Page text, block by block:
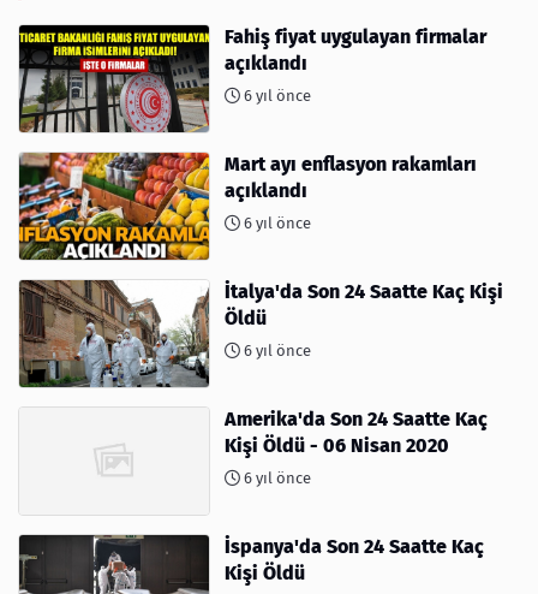
Fahiş fiyat uygulayan firmalar
açıklandı
6 yıl önce
Mart ayı enflasyon rakamları
açıklandı
6 yıl önce
İtalya'da Son 24 Saatte Kaç Kişi
Öldü
6 yıl önce
Amerika'da Son 24 Saatte Kaç
Kişi Öldü - 06 Nisan 2020
6 yıl önce
İspanya'da Son 24 Saatte Kaç
Kişi Öldü